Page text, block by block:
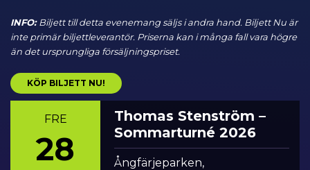
INFO:Biljett till detta evenemang säljs i andra hand. Biljett Nu är
inte primär biljettleverantör. Priserna kan i många fall vara högre
än det ursprungliga försäljningspriset.
KÖP BILJETT NU!
FRE
28
Thomas Stenström –
Sommarturné 2026
Ångfärjeparken,